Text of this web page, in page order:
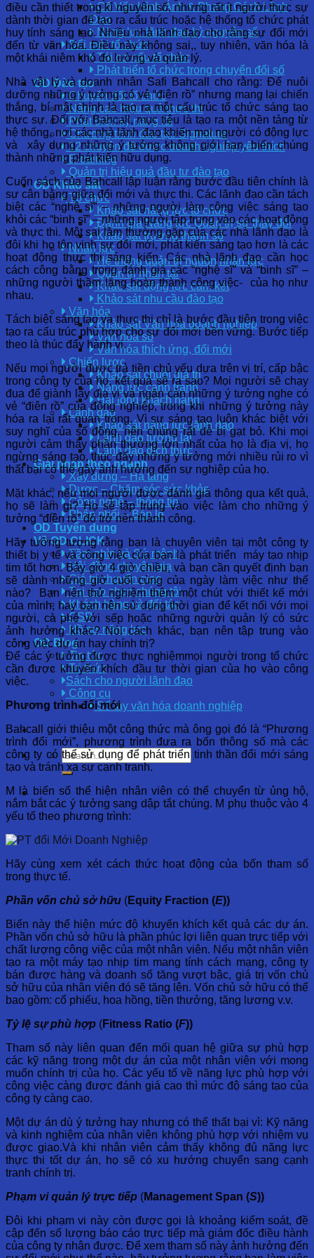
Cố Vấn Hình Ảnh & Phong Cách Lãnh
Đạo
Năng lực lãnh đạo kỷ nguyên số
Đổi mới tổ chức
Tái cơ cấu tổ chức
Phát triển tổ chức trong chuyển đổi số
OD Đào tạo
Chuyển đổi tổ chức
Nâng cao hiệu quả thực thi
Phát triển kỹ năng lõi
Chương trình đào tạo Signature
12 chuyên đề được doanh nghiệp yêu thích
E-training
Quản trị hiệu quả đầu tư đào tạo
OD Khảo sát
Tổ chức
Khảo sát năng lực tổ chức
Đánh giá Năng lực Quản trị sự thay đổi
Khảo sát trưởng thành số
Nhân lực
Hệ thống quản trị nguồn nhân lực
Quản trị nhân tài
Khảo sát động lực cam kết
Khảo sát nhu cầu đào tạo
Văn hóa
Khảo sát Văn hóa doanh nghiệp
Văn hóa số
Văn hóa thích ứng, đổi mới
Chiến lược
Khảo sát chuỗi giá trị
Năng lực cạnh tranh
Hài lòng khách hàng
Lãnh đạo
Khảo sát năng lực lãnh đạo
Lãnh đạo tương lai
Lãnh đạo đích thực
Giải pháp theo ngành
Xây dựng – Hạ tầng
Dược – Chăm sóc sức khỏe
Công nghệ – thông tin
Phân phối – Bán lẻ
OD Tuyển dụng
Về OD CLICK
Tầm nhìn và Sứ mệnh
Hội đồng chuyên gia
Giá trị chuyển giao
Tại sao chọn chúng tôi
Khách hàng và đối tác
CSR
Hồ sơ năng lực
OD Blog
Tin tức
Tri thức
Sách cho người lãnh đạo
Công cụ
Sổ tay văn hóa doanh nghiệp
điều cần thiết trong kỉ nguyên số, nhưng rất ít người thực sự
dành thời gian để tạo ra cấu trúc hoặc hệ thống tổ chức phát
huy tính sáng tạo. Nhiều nhà lãnh đạo cho rằng sự đổi mới
đến từ văn hóa. Điều này không sai,, tuy nhiên, văn hóa là
một khái niệm khó đo lường và quản lý.
Nhà vật lý và doanh nhân Safi Bahcall cho rằng: Để nuôi
dưỡng những ý tưởng có vẻ “điên rồ” nhưng mang lại chiến
thắng, bí mật chính là tạo ra một cấu trúc tổ chức sáng tạo
thực sự. Đối với Bahcall, mục tiêu là tạo ra một nền tảng từ
hệ thống, nơi các nhà lãnh đạo khiến mọi người có động lực
và xây dựng những ý tưởng không giới hạn, biến chúng
thành những phát kiến ​​hữu dụng.
Cuốn sách của Bahcall lập luận rằng bước đầu tiên chính là
sự cân bằng giữa đổi mới và thực thi. Các lãnh đạo cần tách
biệt các “nghệ sĩ” – những người làm công việc sáng tạo
khỏi các “binh sĩ” – những người tập trung vào các hoạt động
và thực thi. Một sai lầm thường gặp của các nhà lãnh đạo là
đôi khi họ tôn vinh sự đổi mới, phát kiến sáng tạo hơn là các
hoạt động thực thi sáng kiến. Các nhà lãnh đạo cần học
cách công bằng trong đánh giá các “nghệ sĩ” và “binh sĩ” –
những người thầm lặng hoàn thành công việc- của họ như
nhau.
Tách biệt sáng tạo và thực thi chỉ là bước đầu tiên trong việc
tạo ra cấu trúc phù hợp cho sự đổi mới bền vững. Bước tiếp
theo là thúc đẩy hành vi.
Nếu mọi người được trả tiền chủ yếu dựa trên vị trí, cấp bậc
trong công ty của họ, kết quả sẽ ra sao? Mọi người sẽ chạy
đua để giành lấy địa vị và ngăn cản những ý tưởng nghe có
vẻ “điên rồ” của đồng nghiệp, trong khi những ý tưởng này
hóa ra lại rất quan trọng. Vì sự sáng tạo luôn khác biệt với
suy nghĩ của số đông, nên chúng rất dễ bị gạt bỏ. Khi mọi
người cảm thấy phần thưởng lớn nhất của họ là địa vị, họ
ngừng sáng tạo, thúc đẩy những ý tưởng mới nhiều rủi ro vì
thất bại có thể gây ảnh hưởng đến sự nghiệp của họ.
Mặt khác, nếu mọi người được đánh giá thông qua kết quả,
họ sẽ làm gì? Họ sẽ tập trung vào việc làm cho những ý
tưởng “điên rồ” đó trở nên thành công.
Hãy tưởng tượng rằng bạn là chuyên viên tại một công ty
thiết bị y tế và công việc của bạn là phát triển máy tạo nhịp
tim tốt hơn. Bây giờ 4 giờ chiều, và bạn cần quyết định bạn
sẽ dành những giờ cuối cùng của ngày làm việc như thế
nào? Bạn nên thử nghiệm thêm một chút với thiết kế mới
của mình, hay bạn nên sử dụng thời gian để kết nối với mọi
người, cà phê với sếp hoặc những người quản lý có sức
ảnh hưởng khác? Nói cách khác, bạn nên tập trung vào
công việc dự án hay chính trị?
Để các ý tưởng được thực nghiệmmọi người trong tổ chức
cần được khuyến khích đầu tư thời gian của họ vào công
việc.
Phương trình đổi mới
Bahcall giới thiệu một công thức mà ông gọi đó là “Phương
trình đổi mới”, phương trình đưa ra bốn thông số mà các
công ty có thể sử dụng để phát triển tinh thần đổi mới sáng
tạo và tránh xa sự cạnh tranh.
M là biến số thể hiện nhân viên có thể chuyển từ ủng hộ,
nắm bắt các ý tưởng sang dập tắt chúng. M phụ thuộc vào 4
yếu tố theo phương trình:
Hãy cùng xem xét cách thức hoạt động của bốn tham số
trong thực tế.
Phần vốn chủ sở hữu (Equity Fraction (E))
Biến này thể hiện mức độ khuyến khích kết quả các dự án.
Phần vốn chủ sở hữu là phần phúc lợi liên quan trực tiếp với
chất lượng công việc của một nhân viên. Nếu một nhân viên
tạo ra một máy tạo nhịp tim mang tính cách mạng, công ty
bán được hàng và doanh số tăng vượt bậc, giá trị vốn chủ
sở hữu của nhân viên đó sẽ tăng lên. Vốn chủ sở hữu có thể
bao gồm: cổ phiếu, hoa hồng, tiền thưởng, tăng lương v.v.
Tỷ lệ sự phù hợp (Fitness Ratio (F))
Tham số này liên quan đến mối quan hệ giữa sự phù hợp
các kỹ năng trong một dự án của một nhân viên với mong
muốn chính trị của họ. Các yếu tố về năng lực phù hợp với
công việc càng được đánh giá cao thì mức độ sáng tạo của
công ty càng cao.
Một dự án dù ý tưởng hay nhưng có thể thất bại vì: Kỹ năng
và kinh nghiệm của nhân viên không phù hợp với nhiệm vụ
được giao.Và khi nhân viên cảm thấy không đủ năng lực
thực thi tốt dự án, họ sẽ có xu hướng chuyển sang cạnh
tranh chính trị.
Phạm vi quản lý trực tiếp (Management Span (S))
Đôi khi phạm vi này còn được gọi là khoảng kiểm soát, đề
cập đến số lượng báo cáo trực tiếp mà giám đốc điều hành
của công ty nhận được. Để xem tham số này ảnh hưởng đến